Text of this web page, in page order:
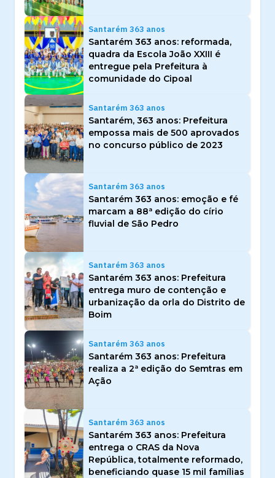
Santarém 363 anos
Santarém 363 anos: reformada,
quadra da Escola João XXIII é
entregue pela Prefeitura à
comunidade do Cipoal
Santarém 363 anos
Santarém, 363 anos: Prefeitura
empossa mais de 500 aprovados
no concurso público de 2023
Santarém 363 anos
Santarém 363 anos: emoção e fé
marcam a 88ª edição do círio
fluvial de São Pedro
Santarém 363 anos
Santarém 363 anos: Prefeitura
entrega muro de contenção e
urbanização da orla do Distrito de
Boim
Santarém 363 anos
Santarém 363 anos: Prefeitura
realiza a 2ª edição do Semtras em
Ação
Santarém 363 anos
Santarém 363 anos: Prefeitura
entrega o CRAS da Nova
República, totalmente reformado,
beneficiando quase 15 mil famílias